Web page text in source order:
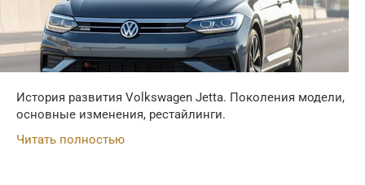
История развития Volkswagen Jetta. Поколения модели,
основные изменения, рестайлинги.
Читать полностью